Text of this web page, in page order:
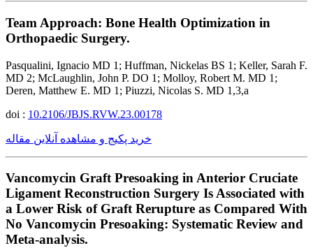
Team Approach: Bone Health Optimization in
Orthopaedic Surgery.
Pasqualini, Ignacio MD 1; Huffman, Nickelas BS 1; Keller, Sarah F.
MD 2; McLaughlin, John P. DO 1; Molloy, Robert M. MD 1;
Deren, Matthew E. MD 1; Piuzzi, Nicolas S. MD 1,3,a
doi : 10.2106/JBJS.RVW.23.00178
خرید پکیج و مشاهده آنلاین مقاله
Vancomycin Graft Presoaking in Anterior Cruciate
Ligament Reconstruction Surgery Is Associated with
a Lower Risk of Graft Rerupture as Compared With
No Vancomycin Presoaking: Systematic Review and
Meta-analysis.